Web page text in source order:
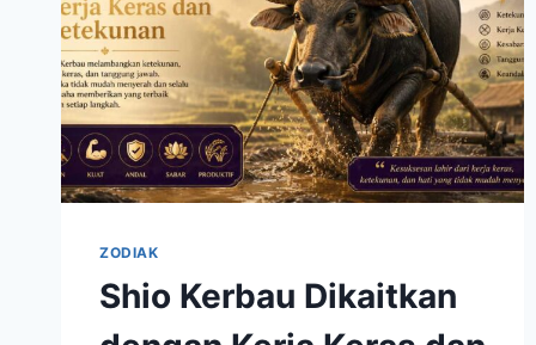
ZODIAK
Shio Kerbau Dikaitkan